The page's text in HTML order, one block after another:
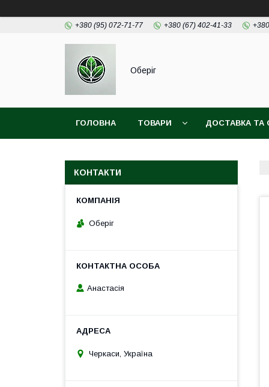
+380 (95) 072-71-77 +380 (67) 402-41-33
Оберіг
ГОЛОВНА ТОВАРИ ДОСТАВКА ТА
КОНТАКТИ
Оберіг
Анастасія
Черкаси, Україна